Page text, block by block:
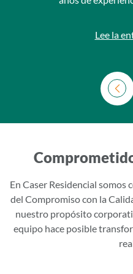
Lee la
‹
En Caser Residencial
del Compromiso con la
nuestro propósito
equipo hace posible